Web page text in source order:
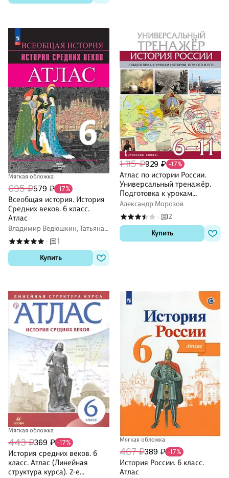
Мягкая обложка
695 ₽579 ₽ -17%
Всеобщая история. История
Средних веков. 6 класс.
Атлас
Владимир Ведюшкин, Татьяна
Гусарова
·
1
Купить
1 115 ₽929 ₽ -17%
Атлас по истории России.
Универсальный тренажёр.
Подготовка к урокам
истории, ВПР, ОГЭ и ЕГЭ. 6-11
класс
Александр Морозов
·
2
Купить
Мягкая обложка
443 ₽369 ₽ -17%
История средних веков. 6
класс. Атлас (Линейная
структура курса). 2-е
Мягкая обложка
467 ₽389 ₽ -17%
История России. 6 класс.
Атлас